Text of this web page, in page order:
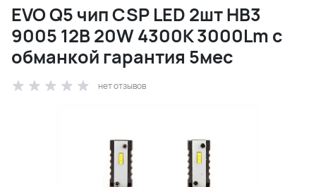
EVO Q5 чип CSP LED 2шт HB3
9005 12В 20W 4300К 3000Lm с
обманкой гарантия 5мес
нет отзывов